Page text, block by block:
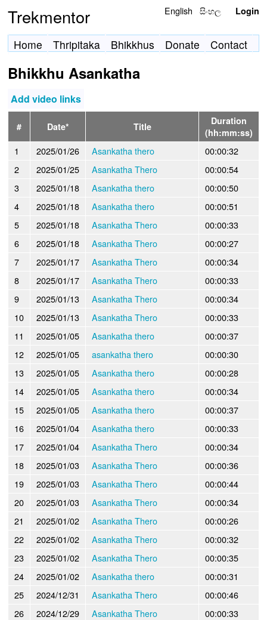
Trekmentor English සිංහල Login
Home Thripitaka Bhikkhus Donate Contact
Bhikkhu Asankatha
Add video links
# Date* Title
Duration
(hh:mm:ss)
1 2025/01/26 Asankatha thero
00:00:32
2
2025/01/25 Asankatha Thero
00:00:54
3
2025/01/18 Asankatha thero
00:00:50
4
2025/01/18 Asankatha thero
00:00:51
5
2025/01/18 Asankatha Thero
00:00:33
6
2025/01/18 Asankatha Thero
00:00:27
7
2025/01/17 Asankatha Thero
00:00:34
8
2025/01/17 Asankatha Thero
00:00:33
9
2025/01/13 Asankatha Thero
00:00:34
10
2025/01/13 Asankatha Thero
00:00:33
11
2025/01/05 Asankatha thero
00:00:37
12
2025/01/05 asankatha thero
00:00:30
13
2025/01/05 Asankatha thero
00:00:28
14
2025/01/05 Asankatha thero
00:00:34
15
2025/01/05 Asankatha thero
00:00:37
16
2025/01/04 Asankatha thero
00:00:33
17
2025/01/04 Asankatha Thero
00:00:34
18
2025/01/03 Asankatha Thero
00:00:36
19
2025/01/03 Asankatha Thero
00:00:44
20
2025/01/03 Asankatha Thero
00:00:34
21
2025/01/02 Asankatha Thero
00:00:26
22
2025/01/02 Asankatha Thero
00:00:32
23
2025/01/02 Asankatha Thero
00:00:35
24
2025/01/02 Asankatha thero
00:00:31
25
2024/12/31 Asankatha Thero
00:00:46
26
2024/12/29 Asankatha Thero
00:00:33